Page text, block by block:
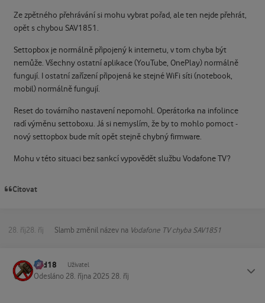
Ze zpětného přehrávání si mohu vybrat pořad, ale ten nejde přehrát,
opět s chybou SAV1851.
Settopbox je normálně připojený k internetu, v tom chyba být
nemůže. Všechny ostatní aplikace (YouTube, OnePlay) normálně
fungují. I ostatní zařízení připojená ke stejné WiFi síti (notebook,
mobil) normálně fungují.
Reset do továrního nastavení nepomohl. Operátorka na infolince
radí výměnu settoboxu. Já si nemyslím, že by to mohlo pomoct -
nový settopbox bude mít opět stejně chybný firmware.
Mohu v této situaci bez sankcí vypovědět službu Vodafone TV?
Citovat
28. říj28. říj Slamb změnil název na Vodafone TV chyba SAV1851
dad18 Uživatel
Odesláno 28. října 2025 28. říj